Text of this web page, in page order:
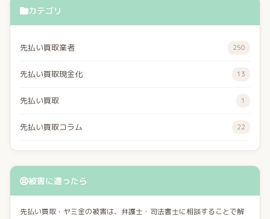
カテゴリ
先払い買取業者 250
先払い買取現金化 13
先払い買取 1
先払い買取コラム 22
被害に遭ったら
先払い買取・ヤミ金の被害は、弁護士・司法書士に相談することで解